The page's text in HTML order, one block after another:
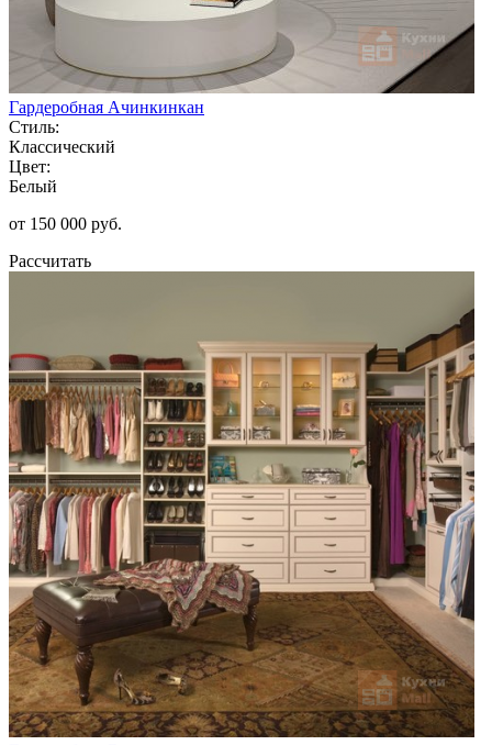
Гардеробная Ачинкинкан
Стиль:
Классический
Цвет:
Белый
от 150 000 руб.
Рассчитать